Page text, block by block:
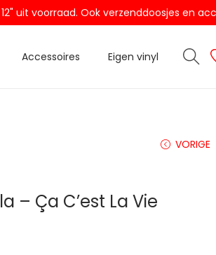
uit voorraad. Ook verzenddoosjes en
Accessoires Eigen vinyl
VORIGE
– Ça C’est La Vie